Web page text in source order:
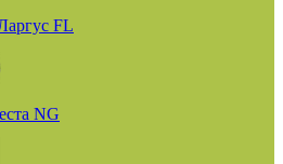
FL
NG